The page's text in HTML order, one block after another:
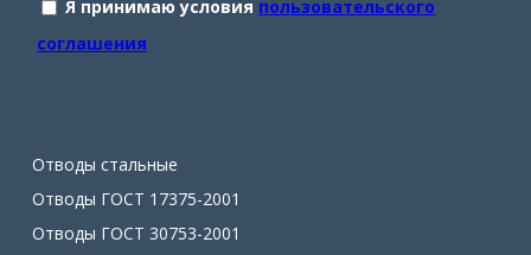
Я принимаю условия пользовательского
соглашения
Отводы стальные
Отводы ГОСТ 17375-2001
Отводы ГОСТ 30753-2001